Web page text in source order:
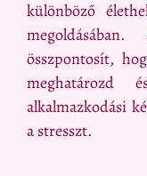
különböző
összpontosít,
meghatározd
alkalmazkodási
a stresszt.